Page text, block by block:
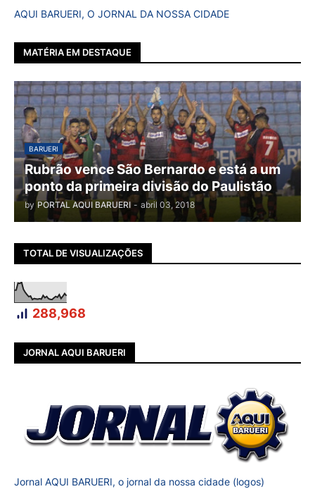
AQUI BARUERI, O JORNAL DA NOSSA CIDADE
MATÉRIA EM DESTAQUE
BARUERI
Rubrão vence São Bernardo e está a um
ponto da primeira divisão do Paulistão
by PORTAL AQUI BARUERI - abril 03, 2018
TOTAL DE VISUALIZAÇÕES
288,968
JORNAL AQUI BARUERI
Jornal AQUI BARUERI, o jornal da nossa cidade (logos)